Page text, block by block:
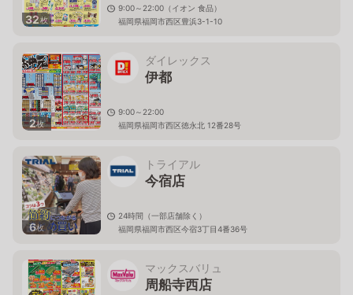
32枚
9:00～22:00（イオン 食品）
福岡県福岡市西区豊浜3-1-10
2枚
ダイレックス
伊都
9:00～22:00
福岡県福岡市西区徳永北 12番28号
6枚
トライアル
今宿店
24時間（一部店舗除く）
福岡県福岡市西区今宿3丁目4番36号
マックスバリュ
周船寺西店